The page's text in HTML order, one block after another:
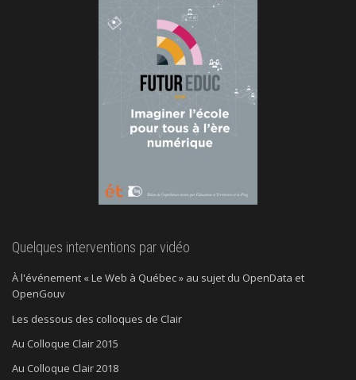
Quelques interventions par vidéo
À l'événement « Le Web à Québec » au sujet du OpenData et
OpenGouv
Les dessous des colloques de Clair
Au Colloque Clair 2015
Au Colloque Clair 2018